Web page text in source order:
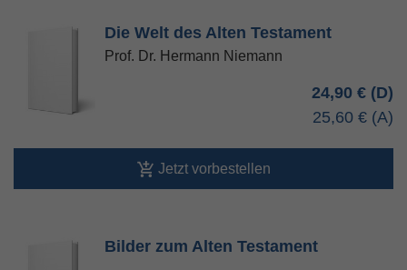
Die Welt des Alten Testament
Prof. Dr. Hermann Niemann
24,90 €
25,60 €
Jetzt vorbestellen
Bilder zum Alten Testament